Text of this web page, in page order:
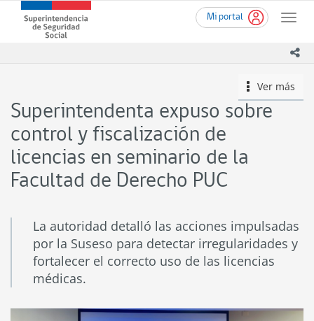
contenido
Mi portal
Toggle
Superintendencia
de
Gobierno
de
Chile
icono
Ver más
Superintendenta expuso sobre
control y fiscalización de
licencias en seminario de la
Facultad de Derecho PUC
La autoridad detalló las acciones impulsadas
por la Suseso para detectar irregularidades y
fortalecer el correcto uso de las licencias
médicas.